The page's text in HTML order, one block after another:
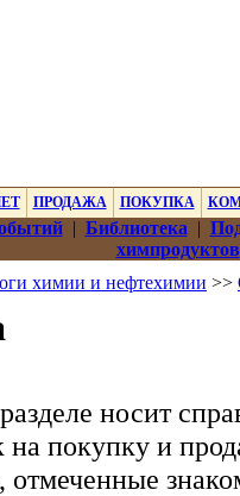
ПРОДАЖА ПОКУПКА
| Библиотека |
химпродуктов
химии и нефтехимии >>
носит
на покупку и
отмеченные